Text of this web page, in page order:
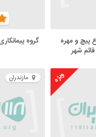
پیچ و مهره
شهر
گروه
ویژه مازندران